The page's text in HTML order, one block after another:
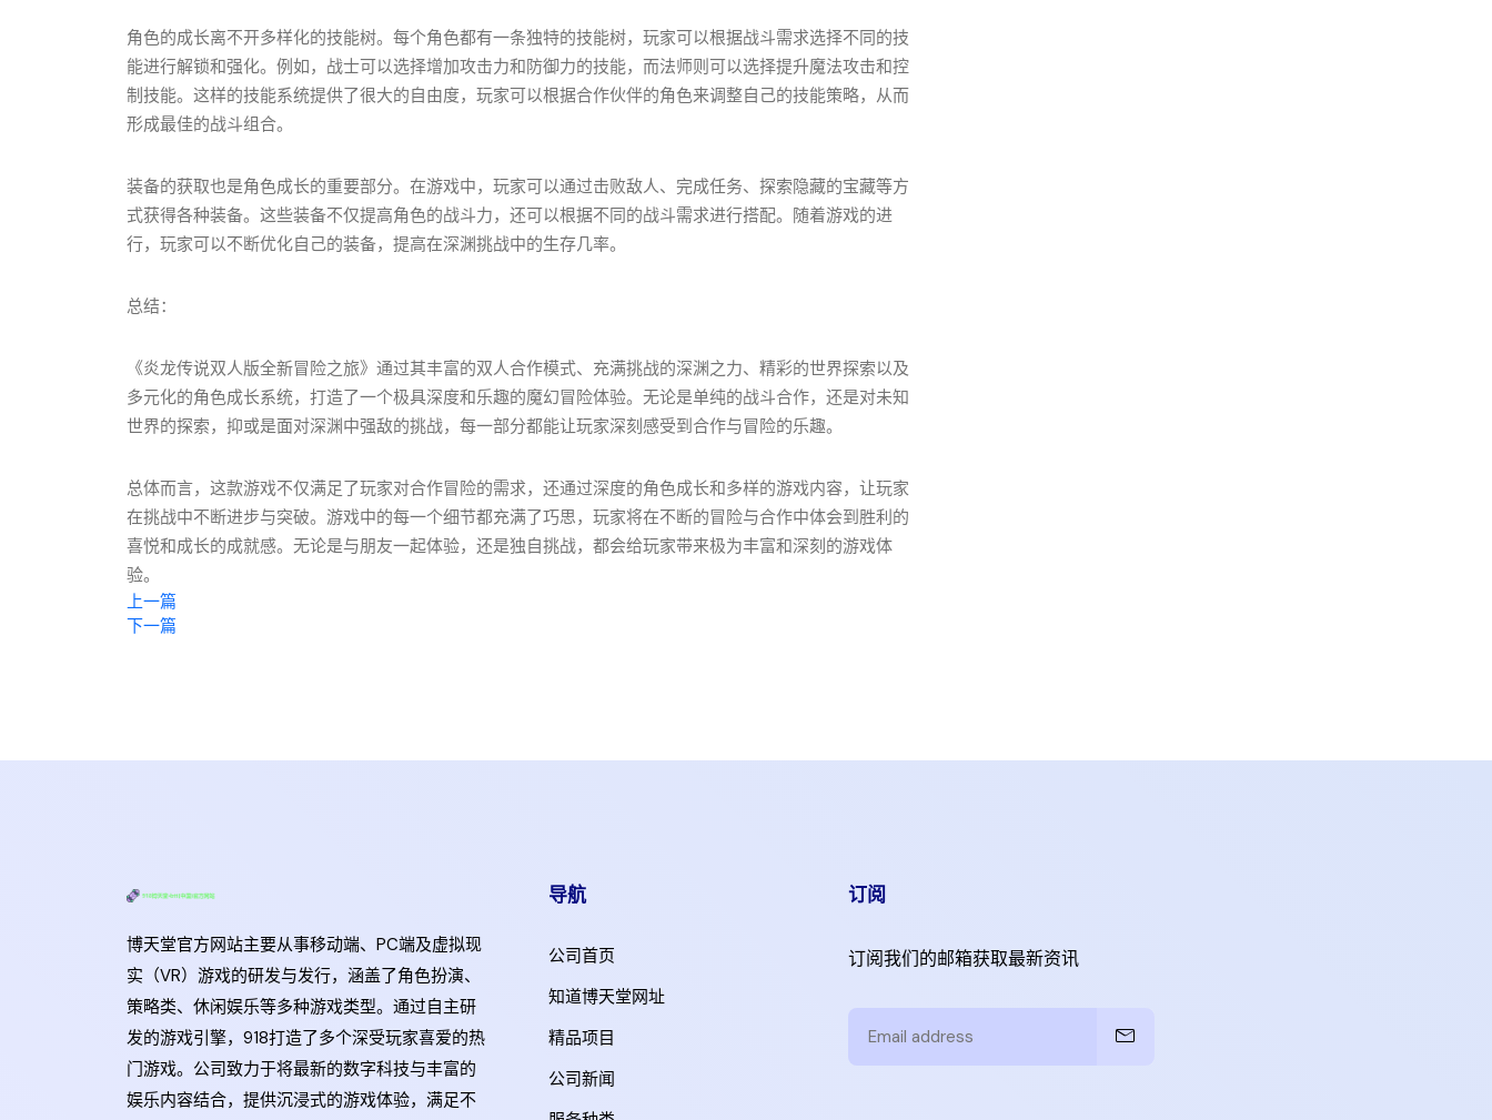
角色的成长离不开多样化的技能树。每个角色都有一条独特的技能树，玩家可以根据战斗需求选择不同的技
能进行解锁和强化。例如，战士可以选择增加攻击力和防御力的技能，而法师则可以选择提升魔法攻击和控
制技能。这样的技能系统提供了很大的自由度，玩家可以根据合作伙伴的角色来调整自己的技能策略，从而
形成最佳的战斗组合。
装备的获取也是角色成长的重要部分。在游戏中，玩家可以通过击败敌人、完成任务、探索隐藏的宝藏等方
式获得各种装备。这些装备不仅提高角色的战斗力，还可以根据不同的战斗需求进行搭配。随着游戏的进
行，玩家可以不断优化自己的装备，提高在深渊挑战中的生存几率。
总结：
《炎龙传说双人版全新冒险之旅》通过其丰富的双人合作模式、充满挑战的深渊之力、精彩的世界探索以及
多元化的角色成长系统，打造了一个极具深度和乐趣的魔幻冒险体验。无论是单纯的战斗合作，还是对未知
世界的探索，抑或是面对深渊中强敌的挑战，每一部分都能让玩家深刻感受到合作与冒险的乐趣。
总体而言，这款游戏不仅满足了玩家对合作冒险的需求，还通过深度的角色成长和多样的游戏内容，让玩家
在挑战中不断进步与突破。游戏中的每一个细节都充满了巧思，玩家将在不断的冒险与合作中体会到胜利的
喜悦和成长的成就感。无论是与朋友一起体验，还是独自挑战，都会给玩家带来极为丰富和深刻的游戏体
验。
上一篇
下一篇
博天堂官方网站主要从事移动端、PC端及虚拟现
实（VR）游戏的研发与发行，涵盖了角色扮演、
策略类、休闲娱乐等多种游戏类型。通过自主研
发的游戏引擎，918打造了多个深受玩家喜爱的热
门游戏。公司致力于将最新的数字科技与丰富的
娱乐内容结合，提供沉浸式的游戏体验，满足不
导航
公司首页
知道博天堂网址
精品项目
公司新闻
订阅
订阅我们的邮箱获取最新资讯